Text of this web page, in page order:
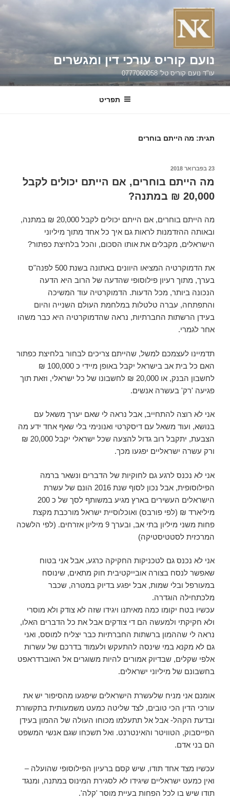
דילוג
נועם קוריס עורכי דין ומגשרים
עו"ד נועם קוריס טל' 0777060058
תפריט
תגית: מה הייתם בוחרים
פורסם
23 בפברואר 2018
מה הייתם בוחרים, אם הייתם יכולים לקבל
20,000 ₪ במתנה?
מה הייתם בוחרים, אם הייתם יכולים לקבל 20,000 ₪ במתנה,
ובאותה ההזדמנות לראות גם איך כל אחד מתוך מיליוני
הישראלים, מקבלים את אותו הסכום, והכל בלחיצת כפתור?
את הדמוקרטיה המציאו היוונים באתונה בשנת 500 לפנה"ס
בערך, מתוך רעיון פילוסופי שהדעה של הרוב היא הדעה
הנכונה ביותר, מכל הדעות. הדמוקרטיה עוד המשיכה
והתפתחה, עברה טלטלות במלחמת העולם השנייה והיום
בעידן הרשתות החברתיות, נראה שהדמוקרטיה היא כבר משהו
אחר לגמרי.
תדמיינו לעצמכם למשל, שהייתם צריכים לבחור בלחיצת כפתור
האם כל בית אב בישראל יקבל באופן מיידי כ 100,000 ₪
לחשבון הבנק, או 20,000 ₪ לחשבונו של כל ישראלי, וזאת תוך
פגיעה 'רק' בעשרה אנשים.
אני לא רוצה להתחייב, אבל נראה לי שאם יערך משאל עם
בנושא, ועוד משאל עם דיסקרטי ואנונימי בלי שאף אחד ידע מה
הצבעת, יתקבל רוב גדול להצעה שכל ישראלי יקבל 20,000 ₪
ורק עשרה ישראליים יפגעו מכך.
אני לא נכנס לרגע גם לחוקיות של הדברים ונשאר ברמה
הפילוסופית, אבל נכון לסוף שנת 2016 הונם של עשרת
הישראלים העשירים בארץ מגיע במשותף לסך של כ 200
מיליארד ₪ (לפי פורבס) ואוכלוסיית ישראל מורכבת מקצת
פחות משני מיליון בתי אב, ובערך 9 מיליון אזרחים. (לפי הלשכה
המרכזית לסטטיסטיקה)
אני לא נכנס גם לטכניקות החקיקה כרגע, אבל אני בטוח
שאפשר לנסח בצורה אובייקטיבית חוק מתאים, שינוסח
במעורפל ובלי שמות, אבל יפגע בדיוק במטרה, שכבר
מלכתחילה הוגדרה.
עכשיו בטח יקומו כמה מאיתנו ויגידו שזה לא צודק ולא מוסרי
ולא חקיקתי ולמעשה הם די צודקים אבל את כל הדברים האלו,
נראה לי שההמון ברשתות החברתיות כבר יצליח למוסס, ואני
גם לא מקנא במי שינסה להתעקש ולעמוד בדרכם של עשרות
אלפי שקלים, שבדיוק אמורים להיות משוגרים אל האוברדראפט
בחשבונם של מיליוני ישראלים.
אומנם אני מניח שלעשרת הישראלים שיפגעו מהסיפור יש את
עורכי הדין הכי טובים, לצד שליטה כמעט משמעותית בתקשורת
ובדעת הקהל- אבל אל תתעלמו מכוחו העולה של ההמון בעידן
הפייסבוק, הטוויטר והאינטרנט. ואל תשכחו שגם אנשי המשפט
הם בני אדם.
עכשיו מצד אחד תודו, שיש קסם ברעיון הפילוסופי שהועלה –
ואין כמעט ישראליים שיגידו לא לסגירת המינוס במתנה, ומנגד
תודו שיש בו לכל הפחות בעיית מוסר 'קלה'.